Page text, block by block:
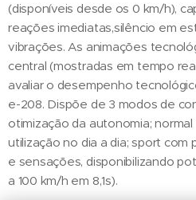
(disponíveis desde os 0 km/h),
reações imediatas,silêncio em
vibrações. As animações
central (mostradas em tempo
avaliar o desempenho
e-208. Dispõe de 3 modos de
otimização da autonomia;
utilização no dia a dia; sport com
e sensações, disponibilizando
a 100 km/h em 8,1s).